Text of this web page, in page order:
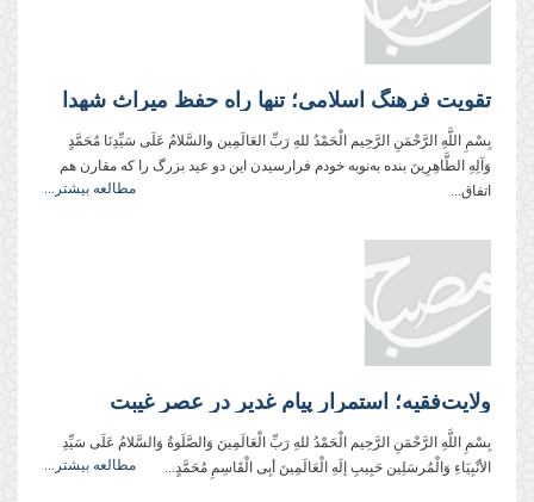
تقویت فرهنگ اسلامی؛ تنها راه حفظ میراث شهدا
بِسْمِ اللَّهِ الرَّحْمَنِ الرَّحِیم الْحَمْدُ للهِ رَبِّ العَالَمِین والسَّلامُ عَلَی سَیِّدِنَا مُحَمَّدٍ
وَآلِهِ الطَّاهِرِینَ بنده به‌‌نوبه خودم فرارسیدن این دو عید بزرگ را که مقارن هم
اتفاق...
مطالعه بیشتر...
ولایت‌فقیه؛ استمرار پیام غدیر در عصر غیبت
بِسْمِ اللَّهِ الرَّحْمَنِ الرَّحِیم الْحَمْدُ للهِ رَبِّ الْعَالَمِینَ وَالصَّلَوةُ وَالسَّلامُ عَلَی سَیِّدِ
الأنْبِیَاءِ وَالْمُرسَلِین حَبِیبِ إلَهِ الْعَالَمِینَ أبِی الْقَاسِمِ مُحَمَّدٍ...
مطالعه بیشتر...